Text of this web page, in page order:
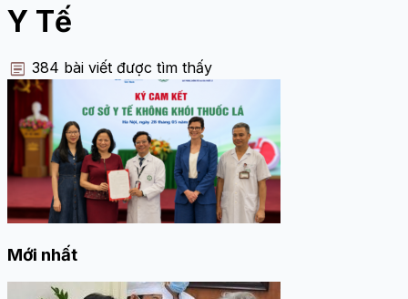
Y Tế
article 384 bài viết được tìm thấy
Mới nhất